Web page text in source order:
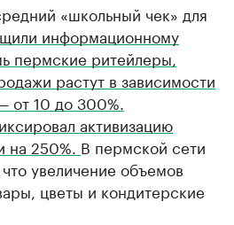
«школьный чек» для
информационному
пермские ритейлеры,
растут в зависимости
от 10 до 300%.
активизацию
на 250%. В пермской сети
увеличение объемов
цветы и кондитерские